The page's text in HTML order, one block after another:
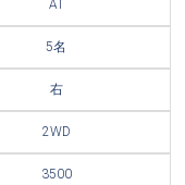
AT
5名
右
2WD
3500